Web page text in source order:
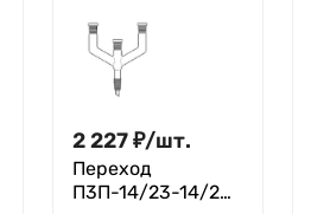
2 227₽/шт.
Переход
П3П-14/23-14/23-